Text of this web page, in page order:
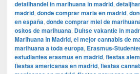
detailhandel in marihuana in madrid,
madrid, donde comprar maria en madrid,
en españa, donde comprar miel de
ositos de marihuana, Duitse vakantie in
Marihuana in Madrid, el mejor cannabis de
marihuana a toda europa, Erasmus-
estudiantes erasmus en madrid, fiestas
fiestas americanas en madrid, fiestas